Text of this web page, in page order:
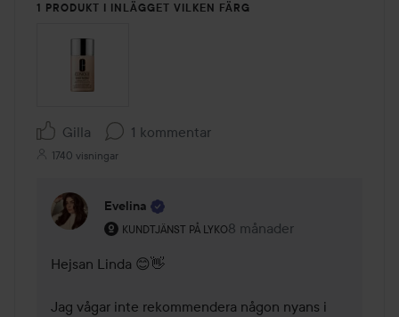
1 PRODUKT I INLÄGGET VILKEN FÄRG
Gilla 1 kommentar
1740 visningar
Evelina
KUNDTJÄNST PÅ LYKO
Användarens roll: Kundtjänst på Lyko.
8 månader
Kommentaren lades 8
Hejsan Linda 😊👋
Jag vågar inte rekommendera någon nyans i